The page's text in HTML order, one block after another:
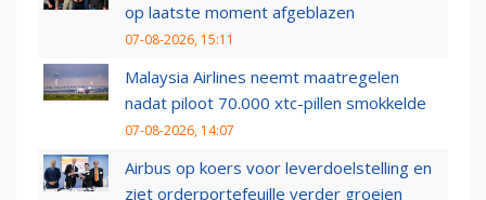
op laatste moment afgeblazen
07-08-2026, 15:11
Malaysia Airlines neemt maatregelen
nadat piloot 70.000 xtc-pillen smokkelde
07-08-2026, 14:07
Airbus op koers voor leverdoelstelling en
ziet orderportefeuille verder groeien